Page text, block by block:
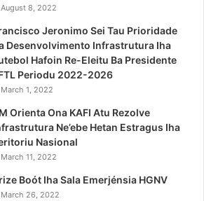
August 8, 2022
Jeronimo Sei Tau Prioridade
Desenvolvimento Infrastrutura Iha
Hafoin Re-Eleitu Ba Presidente
Periodu 2022-2026
March 1, 2022
Orienta Ona KAFI Atu Rezolve
Ne’ebe Hetan Estragus Iha
Nasional
March 11, 2022
Boót Iha Sala Emerjénsia HGNV
March 26, 2022